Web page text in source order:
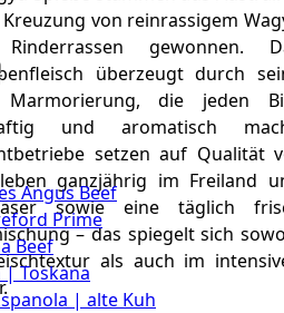
Angus Beef
Prime
Beef
| Toskana
| alte Kuh
von reinrassigem
gewonnen.
überzeugt durch
Marmorierung, die jeden
und aromatisch
setzen auf Qualität
ganzjährig im Freiland
sowie eine täglich
– das spiegelt sich
als auch im